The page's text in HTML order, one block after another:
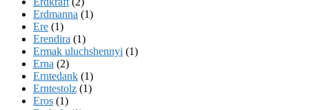
Erdmanna (1)
Ere (1)
Erendira (1)
Ermak uluchshennyi (1)
Erna (2)
Erntedank (1)
Erntestolz (1)
Eros (1)